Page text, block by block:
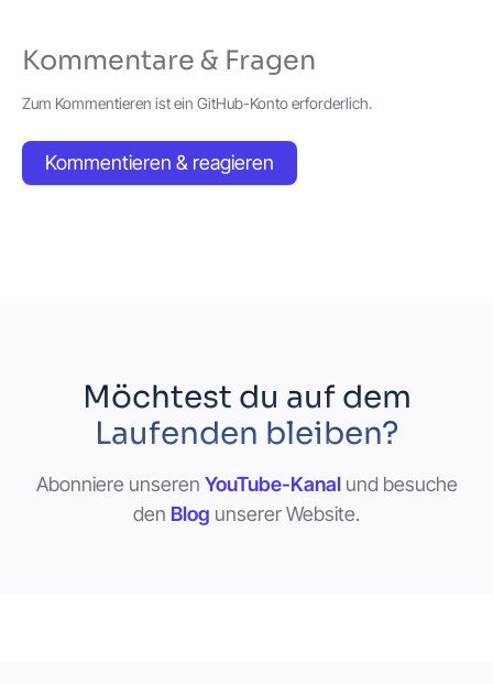
Kommentare & Fragen
Zum Kommentieren ist ein GitHub-Konto erforderlich.
Kommentieren & reagieren
Möchtest du auf dem
Laufenden bleiben?
Abonniere unseren YouTube-Kanalund besuche
den Blog unserer Website.